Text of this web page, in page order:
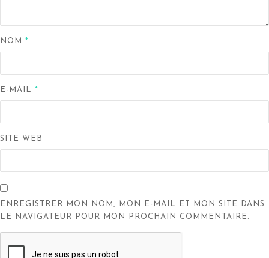
NOM *
E-MAIL *
SITE WEB
ENREGISTRER MON NOM, MON E-MAIL ET MON SITE DANS
LE NAVIGATEUR POUR MON PROCHAIN COMMENTAIRE.